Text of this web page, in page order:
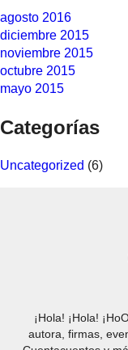
agosto 2016
diciembre 2015
noviembre 2015
octubre 2015
mayo 2015
Categorías
Uncategorized (6)
¡Hola! ¡Hola!
autora, firmas,